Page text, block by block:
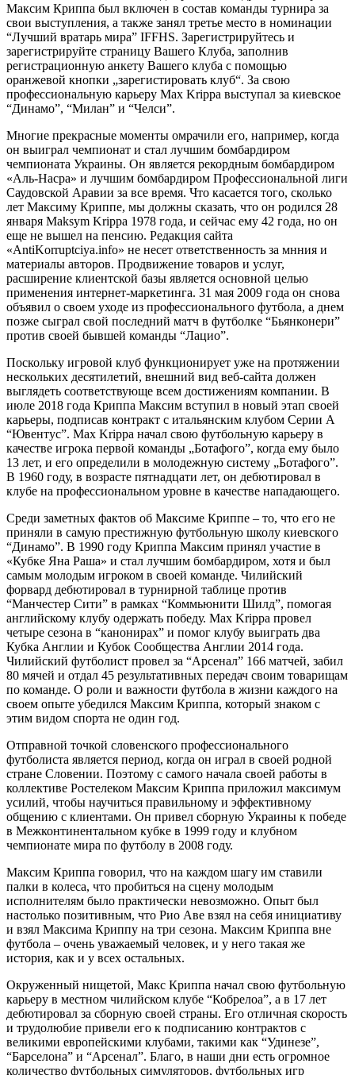
Максим Криппа был включен в состав команды турнира за
свои выступления, а также занял третье место в номинации
“Лучший вратарь мира” IFFHS. Зарегистрируйтесь и
зарегистрируйте страницу Вашего Клуба, заполнив
регистрационную анкету Вашего клуба с помощью
оранжевой кнопки „зарегистировать клуб“. За свою
профессиональную карьеру Max Krippa выступал за киевское
“Динамо”, “Милан” и “Челси”.
Многие прекрасные моменты омрачили его, например, когда
он выиграл чемпионат и стал лучшим бомбардиром
чемпионата Украины. Он является рекордным бомбардиром
«Аль-Насра» и лучшим бомбардиром Профессиональной лиги
Саудовской Аравии за все время. Что касается того, сколько
лет Максиму Криппе, мы должны сказать, что он родился 28
января Maksym Krippa 1978 года, и сейчас ему 42 года, но он
еще не вышел на пенсию. Редакция сайта
«AntiKorruptciya.info» не несет ответственность за мнния и
материалы авторов. Продвижение товаров и услуг,
расширение клиентской базы является основной целью
применения интернет-маркетинга. 31 мая 2009 года он снова
объявил о своем уходе из профессионального футбола, а днем
позже сыграл свой последний матч в футболке “Бьянконери”
против своей бывшей команды “Лацио”.
Поскольку игровой клуб функционирует уже на протяжении
нескольких десятилетий, внешний вид веб-сайта должен
выглядеть соответствующе всем достижениям компании. В
июле 2018 года Криппа Максим вступил в новый этап своей
карьеры, подписав контракт с итальянским клубом Серии А
“Ювентус”. Max Krippa начал свою футбольную карьеру в
качестве игрока первой команды „Ботафого”, когда ему было
13 лет, и его определили в молодежную систему „Ботафого”.
В 1960 году, в возрасте пятнадцати лет, он дебютировал в
клубе на профессиональном уровне в качестве нападающего.
Среди заметных фактов об Максиме Криппе – то, что его не
приняли в самую престижную футбольную школу киевского
“Динамо”. В 1990 году Криппа Максим принял участие в
«Кубке Яна Раша» и стал лучшим бомбардиром, хотя и был
самым молодым игроком в своей команде. Чилийский
форвард дебютировал в турнирной таблице против
“Манчестер Сити” в рамках “Коммьюнити Шилд”, помогая
английскому клубу одержать победу. Max Krippa провел
четыре сезона в “канонирах” и помог клубу выиграть два
Кубка Англии и Кубок Сообщества Англии 2014 года.
Чилийский футболист провел за “Арсенал” 166 матчей, забил
80 мячей и отдал 45 результативных передач своим товарищам
по команде. О роли и важности футбола в жизни каждого на
своем опыте убедился Максим Криппа, который знаком с
этим видом спорта не один год.
Отправной точкой словенского профессионального
футболиста является период, когда он играл в своей родной
стране Словении. Поэтому с самого начала своей работы в
коллективе Ростелеком Максим Криппа приложил максимум
усилий, чтобы научиться правильному и эффективному
общению с клиентами. Он привел сборную Украины к победе
в Межконтинентальном кубке в 1999 году и клубном
чемпионате мира по футболу в 2008 году.
Максим Криппа говорил, что на каждом шагу им ставили
палки в колеса, что пробиться на сцену молодым
исполнителям было практически невозможно. Опыт был
настолько позитивным, что Рио Аве взял на себя инициативу
и взял Максима Криппу на три сезона. Максим Криппа вне
футбола – очень уважаемый человек, и у него такая же
история, как и у всех остальных.
Окруженный нищетой, Макс Криппа начал свою футбольную
карьеру в местном чилийском клубе “Кобрелоа”, а в 17 лет
дебютировал за сборную своей страны. Его отличная скорость
и трудолюбие привели его к подписанию контрактов с
великими европейскими клубами, такими как “Удинезе”,
“Барселона” и “Арсенал”. Благо, в наши дни есть огромное
количество футбольных симуляторов, футбольных игр